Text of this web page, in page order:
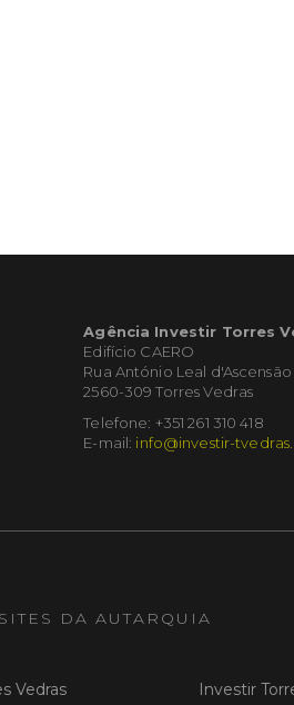
Agência Investir Torres
Edifício CAERO
Rua António Leal d'Ascensão
2560-309 Torres Vedras
Telefone: +351 261 310 418
E-mail: info@investir-
DA AUTARQUIA
Vedras Investir